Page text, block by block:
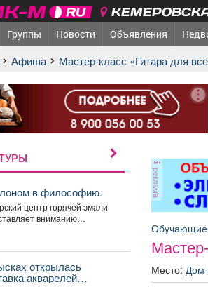
Группы Новости Объявления
афиша Мастер-класс «Гитара для
реклама
Место: Дом
в философию.
центр горячей эмали
вниманию
открылась
акварелей